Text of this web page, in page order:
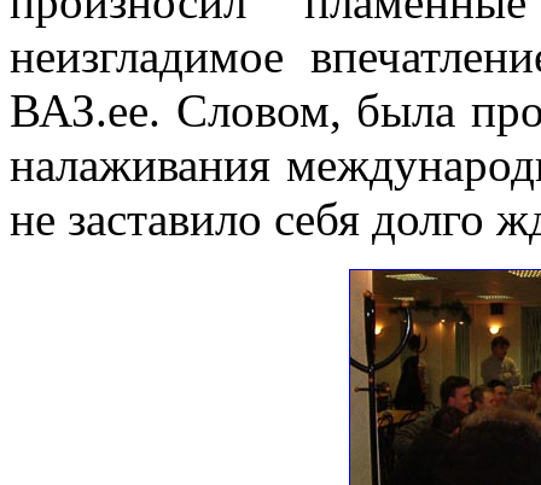
неизгладимое
ВАЗ.ее. Словом, была
налаживания
не заставило себя долго